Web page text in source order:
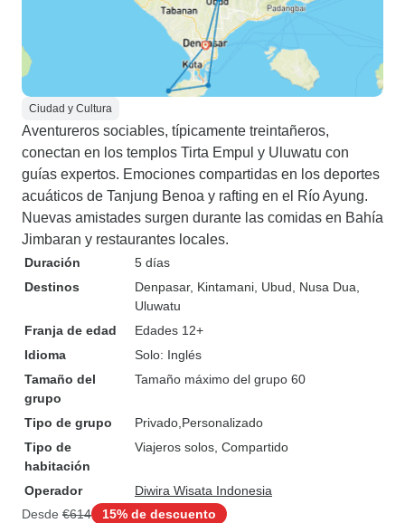
Ciudad y Cultura
Aventureros sociables, típicamente treintañeros,
conectan en los templos Tirta Empul y Uluwatu con
guías expertos. Emociones compartidas en los deportes
acuáticos de Tanjung Benoa y rafting en el Río Ayung.
Nuevas amistades surgen durante las comidas en Bahía
Jimbaran y restaurantes locales.
Duración
5 días
Destinos
Denpasar, Kintamani , Ubud , Nusa Dua
Uluwatu
Franja de edad
Edades 12+
Idioma
Solo: Inglés
Tamaño del
grupo
Tamaño máximo del grupo 60
Tipo de grupo Privado Personalizado
Tipo de
habitación
Viajeros solos, Compartido
Operador
Diwira Wisata Indonesia
Desde €614 15% de descuento